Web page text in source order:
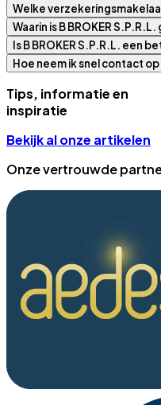
Welke
Waarin is B BROKER
Is B BROKER S.P.R.L. een
Hoe neem ik snel contact op
Tips, informatie en
inspiratie
Bekijk al onze artikelen
Onze vertrouwde